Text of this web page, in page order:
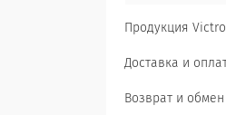
Продукция
Доставка и
Возврат и обмен